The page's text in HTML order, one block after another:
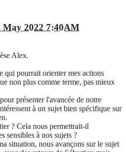
May 2022 7:40AM
Alex.
qui pourrait orienter mes actions
non plus comme terme, pas mieux
présenter l'avancée de notre
à un sujet bien spécifique sur
? Cela nous permettrait-il
sensibles à nos sujets ?
situation, nous avançons sur le sujet